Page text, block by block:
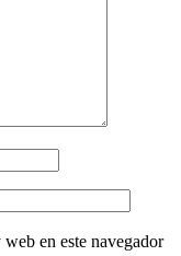
en este navegador